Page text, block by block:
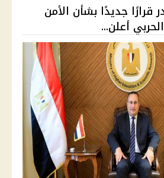
قرارًا جديدًا بشأن الأمن
أعلن...